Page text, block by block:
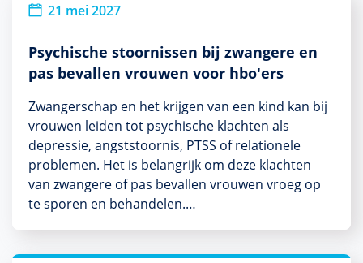
21 mei 2027
Psychische stoornissen bij zwangere en
pas bevallen vrouwen voor hbo'ers
Zwangerschap en het krijgen van een kind kan bij
vrouwen leiden tot psychische klachten als
depressie, angststoornis, PTSS of relationele
problemen. Het is belangrijk om deze klachten
van zwangere of pas bevallen vrouwen vroeg op
te sporen en behandelen.…